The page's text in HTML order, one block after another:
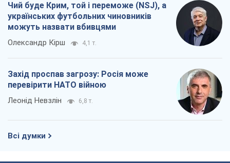
Чий буде Крим, той і переможе (NSJ), а
українських футбольних чиновників
можуть назвати вбивцями
Олександр Кірш 4,1 т.
Захід проспав загрозу: Росія може
перевірити НАТО війною
Леонід Невзлін 6,8 т.
Всі думки